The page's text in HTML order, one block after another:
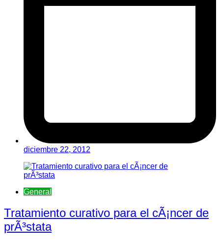
diciembre 22, 2012
General
Tratamiento curativo para el cÃ¡ncer de
prÃ³stata